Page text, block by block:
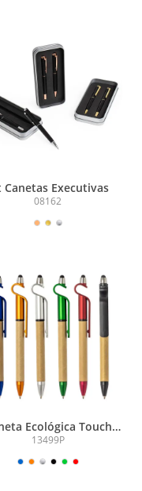
Canetas Executivas
08162
Ecológica Touch
com Suporte
13499P